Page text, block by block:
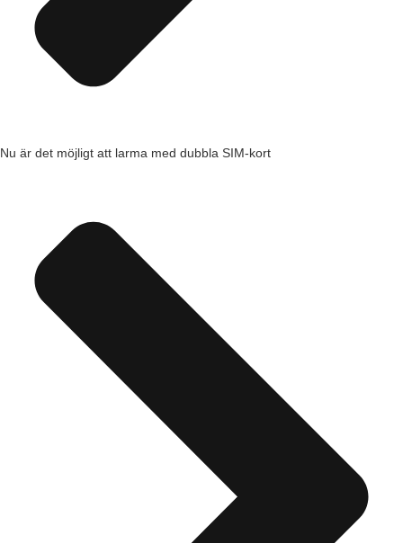
Nu är det möjligt att larma med dubbla SIM-kort